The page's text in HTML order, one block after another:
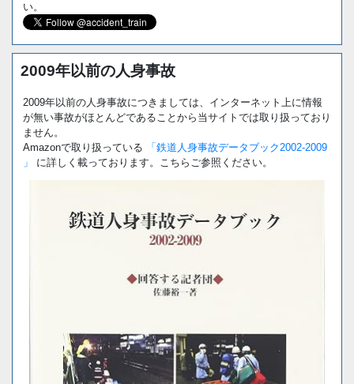
い。
2009年以前の人身事故
2009年以前の人身事故につきましては、インターネット上に情報
が無い事故がほとんどであることから当サイトでは取り扱っており
ません。
Amazonで取り扱っている
「鉄道人身事故データブック2002-2009
」
に詳しく載っております。こちらご参照ください。